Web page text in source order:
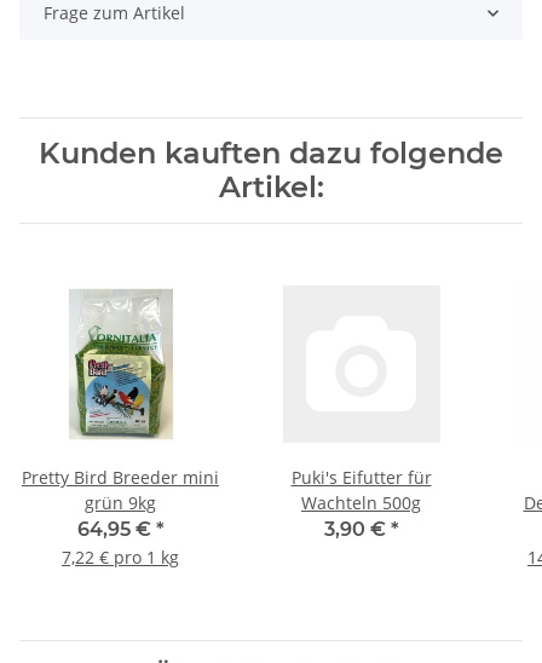
Frage zum Artikel
Kunden kauften dazu folgende
Artikel:
Pretty Bird Breeder mini
grün 9kg
64,95 € *
7,22 € pro 1 kg
Puki's Eifutter für
Wachteln 500g
3,90 € *